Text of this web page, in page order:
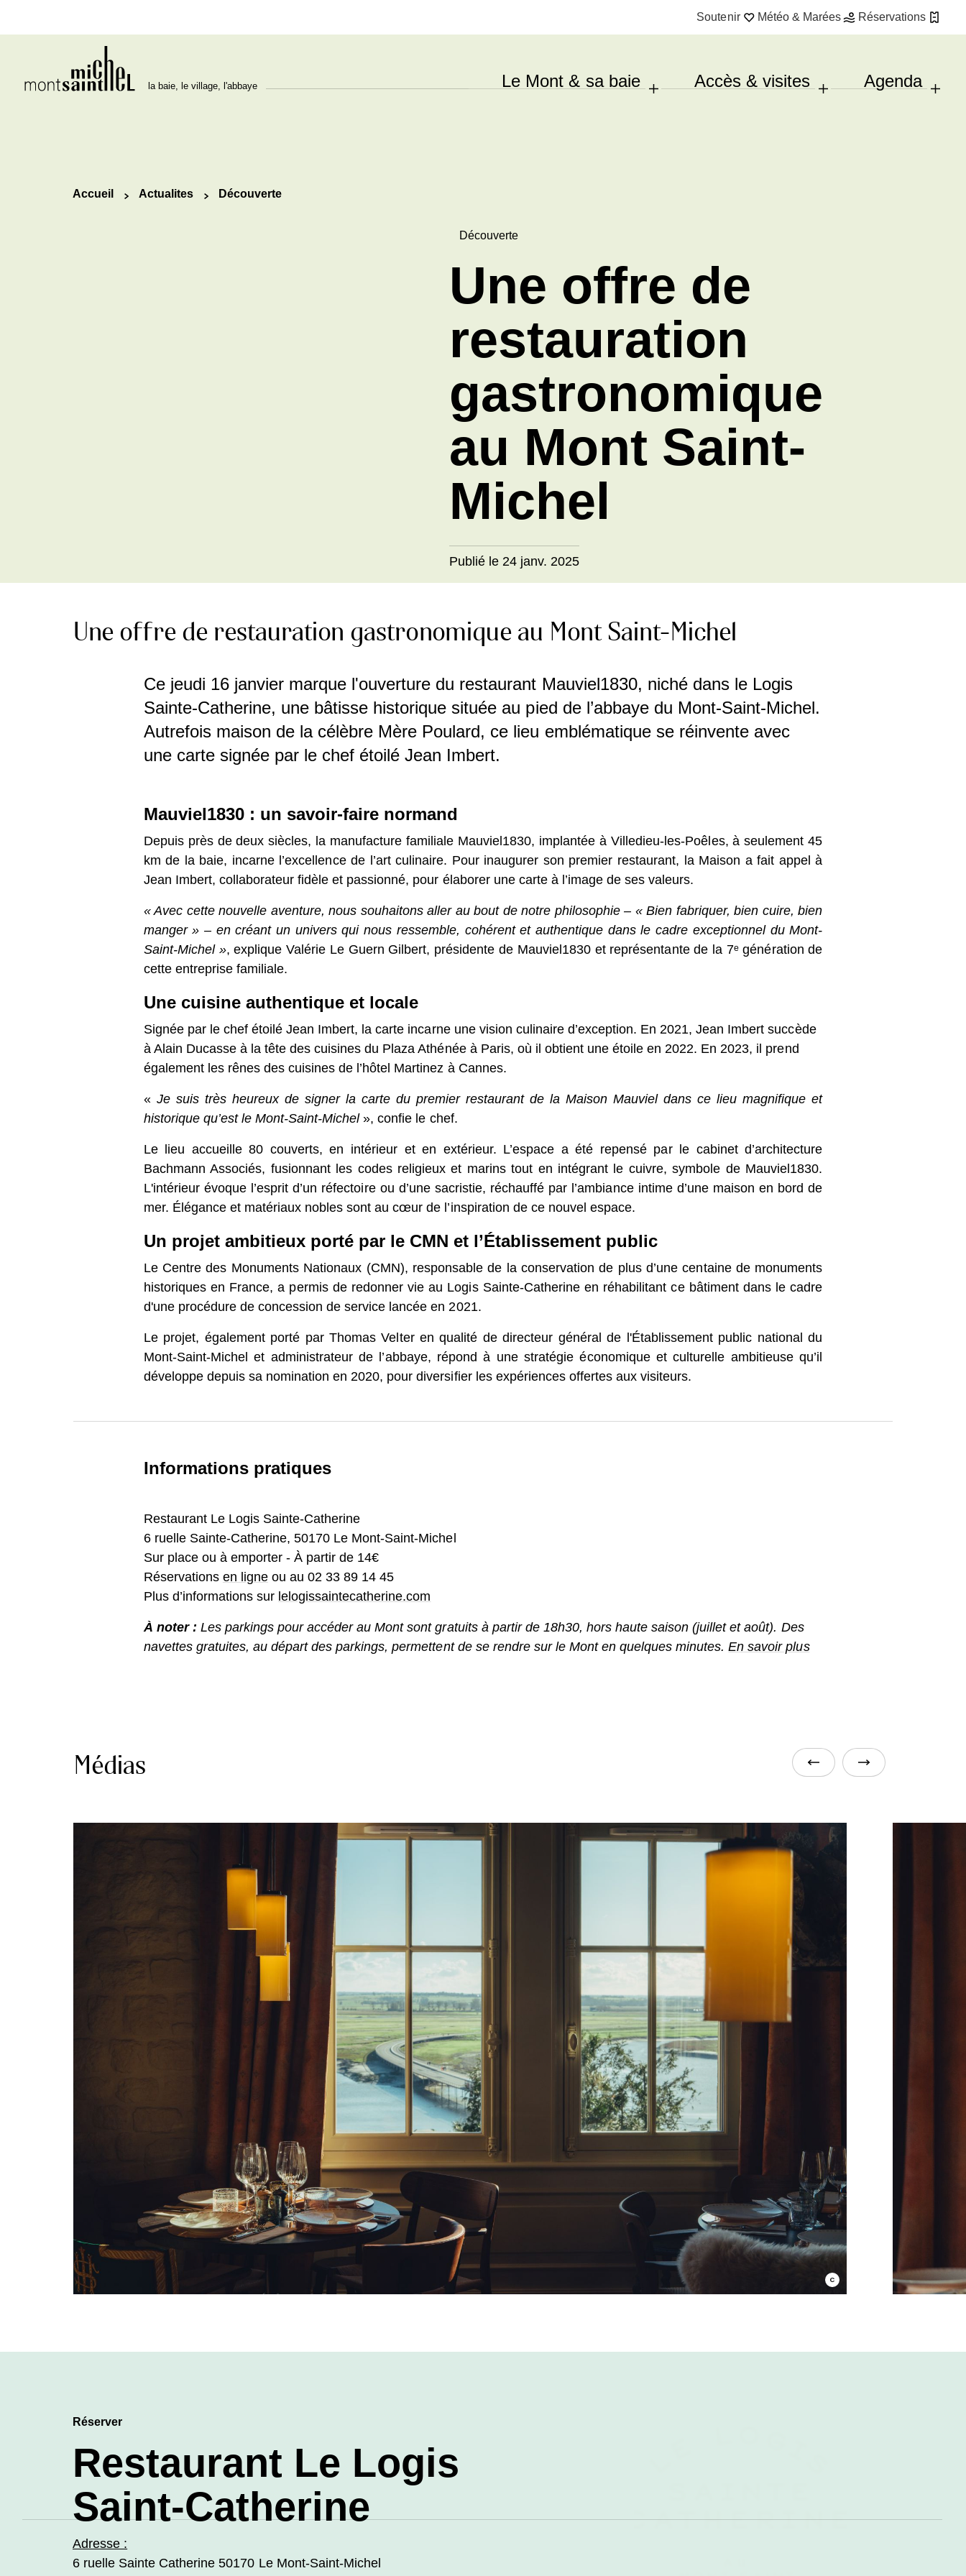
Soutenir Météo & Marées Réservations
la baie, le village, l'abbaye Le Mont & sa baie Accès & visites Agenda
Accueil Actualites Découverte
Découverte
Une offre de
restauration
gastronomique au
Mont Saint-Michel
Publié le 24 janv. 2025
Une offre de restauration gastronomique au Mont Saint-Michel
Ce jeudi 16 janvier marque l'ouverture du restaurant Mauviel1830, niché dans le Logis
Sainte-Catherine, une bâtisse historique située au pied de l’abbaye du Mont-Saint-
Michel. Autrefois maison de la célèbre Mère Poulard, ce lieu emblématique se réinvente
avec une carte signée par le chef étoilé Jean Imbert.
Mauviel1830 : un savoir-faire normand
de la baie, incarne l’excellence de l’art culinaire. Pour inaugurer son premier restaurant, la Maison a fait appel à Jean
Imbert, collaborateur fidèle et passionné, pour élaborer une carte à l’image de ses valeurs.
« Avec cette nouvelle aventure, nous souhaitons aller au bout de notre philosophie – « Bien fabriquer, bien cuire,
bien manger » – en créant un univers qui nous ressemble, cohérent et authentique dans le cadre exceptionnel du
de cette entreprise familiale.
Une cuisine authentique et locale
Signée par le chef étoilé Jean Imbert, la carte incarne une vision culinaire d’exception. En 2021, Jean Imbert succède à
Alain Ducasse à la tête des cuisines du Plaza Athénée à Paris,
également les rênes des cuisines de l’hôtel Martinez à Cannes.
«Je suis très heureux de signer la carte du premier restaurant de la Maison Mauviel dans ce lieu magnifique et
historique qu’est le Mont-Saint-Michel», confie le chef.
Le lieu accueille 80 couverts, en intérieur et en extérieur. L’espace a été repensé par le cabinet d’architecture Bachmann
Associés, fusionnant les codes religieux et marins tout en intégrant le cuivre, symbole de Mauviel1830. L'intérieur
Élégance et matériaux nobles sont au cœur de l’inspiration de ce nouvel espace.
Un projet ambitieux porté par le CMN et l’Établissement public
Le Centre des Monuments Nationaux (CMN), responsable de la conservation de plus d’une centaine de monuments
historiques en France, a permis de redonner vie au Logis Sainte-Catherine en réhabilitant ce bâtiment dans le cadre
d'une procédure de concession de service lancée en 2021.
Le projet, également porté par Thomas Velter en qualité de directeur général de l'Établissement public national du
Mont-Saint-Michel et administrateur de l’abbaye, répond à une stratégie économique et culturelle ambitieuse qu’il
Restaurant Le Logis Sainte-Catherine
Réservationsen ligneou au 02 33 89 14 45
Plus d’informations surlelogissaintecatherine.com
À noter :Les parkings pour accéder au Mont sont gratuits à partir de 18h30, hors haute saison (juillet et août). Des
navettes gratuites, au départ des parkings, permettent de se rendre sur le Mont en quelques minutes.
Restaurant Le Logis Saint-
Catherine
Adresse :
6 ruelle Sainte Catherine 50170 Le Mont-Saint-Michel
Réservation